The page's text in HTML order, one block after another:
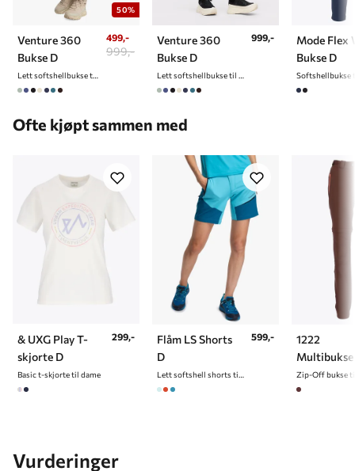
50%
Venture 360
Bukse D
Lett softshellbukse til dame
499,-
999,-
Venture 360
Bukse D
Lett softshellbukse til dame
999,-
Mode Flex
Bukse D
Ofte kjøpt sammen med
& UXG Play T-
skjorte D
Basic t-skjorte til dame
299,-
Flåm LS Shorts
D
Lett softshell shorts til dame
599,-
1222
Multibukse
Zip-Off bukse
Vurderinger